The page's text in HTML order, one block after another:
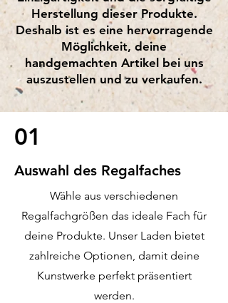
Herstellung dieser Produkte.
Deshalb ist es eine hervorragende
Möglichkeit, deine
handgemachten Artikel bei uns
auszustellen und zu verkaufen.
01
Auswahl des Regalfaches
Wähle aus verschiedenen
Regalfachgrößen das ideale Fach für
deine Produkte. Unser Laden bietet
zahlreiche Optionen, damit deine
Kunstwerke perfekt präsentiert
werden.